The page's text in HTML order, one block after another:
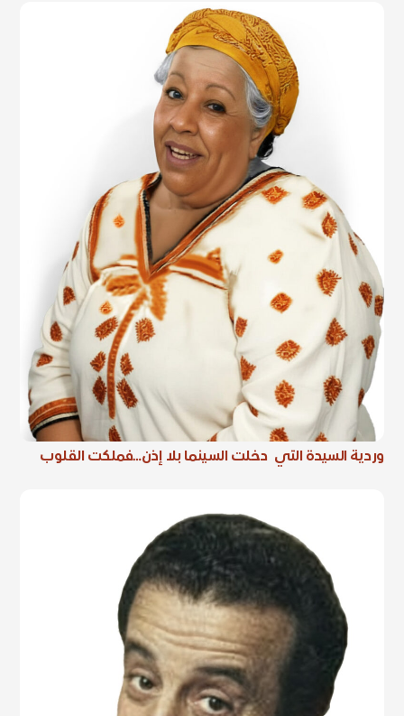
وردية السيدة التي دخلت السينما بلا إذن…فملكت القلوب